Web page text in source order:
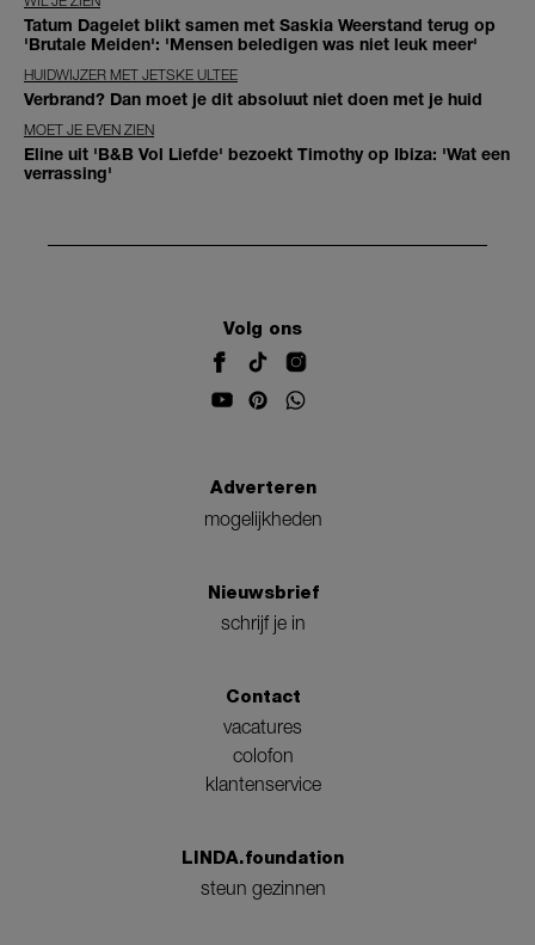
Tatum Dagelet blikt samen met Saskia Weerstand terug op
'Brutale Meiden': 'Mensen beledigen was niet leuk meer'
HUIDWIJZER MET JETSKE ULTEE
Verbrand? Dan moet je dit absoluut niet doen met je huid
MOET JE EVEN ZIEN
Eline uit 'B&B Vol Liefde' bezoekt Timothy op Ibiza: 'Wat een
verrassing'
Volg ons
Adverteren
mogelijkheden
Nieuwsbrief
schrijf je in
Contact
vacatures
colofon
klantenservice
LINDA.foundation
steun gezinnen